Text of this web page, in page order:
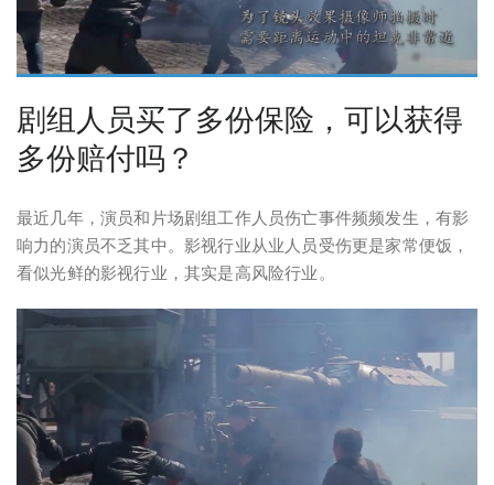
剧组人员买了多份保险，可以获得
多份赔付吗？
最近几年，演员和片场剧组工作人员伤亡事件频频发生，有影
响力的演员不乏其中。影视行业从业人员受伤更是家常便饭，
看似光鲜的影视行业，其实是高风险行业。